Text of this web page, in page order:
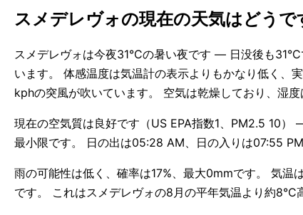
スメデレヴォの現在の天気はどうで
スメデレヴォは今夜31°Cの暑い夜です — 日没後も
います。 体感温度は気温計の表示よりもかなり低く
kphの突風が吹いています。 空気は乾燥しており、湿度
現在の空気質は良好です（US EPA指数1、PM2.5 10
最小限です。 日の出は05:28 AM、日の入りは07:55
雨の可能性は低く、確率は17%、最大0mmです。 気温
です。 これはスメデレヴォの8月の平年気温より約8°C